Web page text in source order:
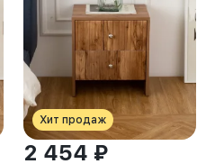
Хит продаж
2 454 ₽